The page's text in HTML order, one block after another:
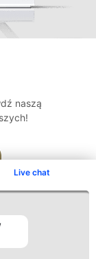
Live chat
naszą